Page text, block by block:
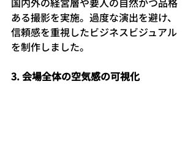
ある撮影を実施。過度な演出を避け、
信頼感を重視したビジネスビジュアル
を制作しました。
3. 会場全体の空気感の可視化